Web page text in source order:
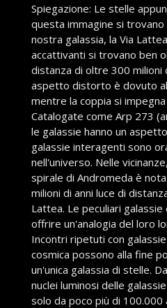
Spiegazione: Le stelle
questa immagine si
nostra galassia, la Via
accattivanti si trovano ben
distanza di oltre 300 milioni
aspetto distorto è dovuto
mentre la coppia si
Catalogate come Arp 273
le galassie hanno un
galassie interagenti sono
nell'universo. Nelle
spirale di Andromeda è
milioni di anni luce di
Lattea. Le peculiari
offrire un'analogia del loro
Incontri ripetuti con
cosmica possono alla fine
un'unica galassia di stelle.
nuclei luminosi delle
solo da poco più di 100.000